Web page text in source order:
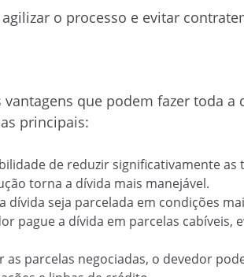
o processo e evitar
que podem fazer toda a
principais:
de reduzir significativamente as
torna a dívida mais manejável.
seja parcelada em condições
pague a dívida em parcelas cabíveis,
as parcelas negociadas, o devedor